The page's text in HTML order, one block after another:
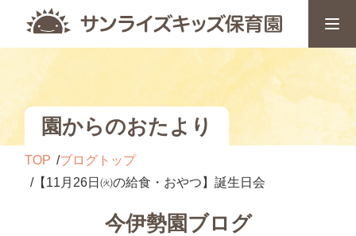
園からのおたより
TOP
ブログトップ
【11月26日㈫の給食・おやつ】誕生日会
今伊勢園ブログ